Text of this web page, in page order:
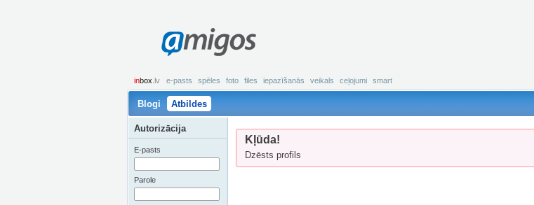
amigos
inbox .lv e-pasts spēles foto files iepazīšanās veikals ceļojumi smart
Blogi Atbildes
Kļūda!
Dzēsts profils
Autorizācija
E-pasts
Parole